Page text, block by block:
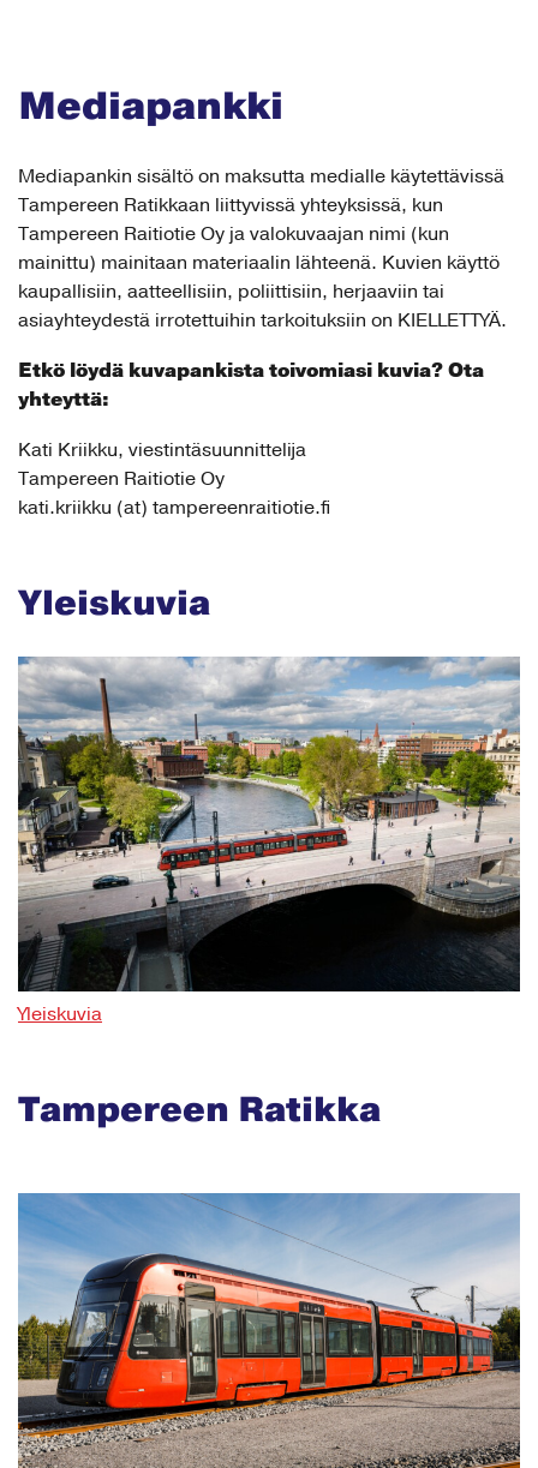
Mediapankki
Mediapankin sisältö on maksutta medialle käytettävissä
Tampereen Ratikkaan liittyvissä yhteyksissä, kun
Tampereen Raitiotie Oy ja valokuvaajan nimi (kun
mainittu) mainitaan materiaalin lähteenä. Kuvien käyttö
kaupallisiin, aatteellisiin, poliittisiin, herjaaviin tai
asiayhteydestä irrotettuihin tarkoituksiin on KIELLETTYÄ.
Etkö löydä kuvapankista toivomiasi kuvia? Ota
yhteyttä:
Kati Kriikku, viestintäsuunnittelija
Tampereen Raitiotie Oy
kati.kriikku (at) tampereenraitiotie.fi
Yleiskuvia
Yleiskuvia
Tampereen Ratikka